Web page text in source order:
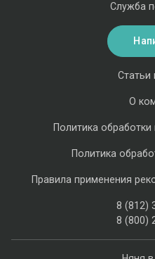
Статьи
О
Политика
Политика
Правила применения
8 (812)
8 (800)
Служба